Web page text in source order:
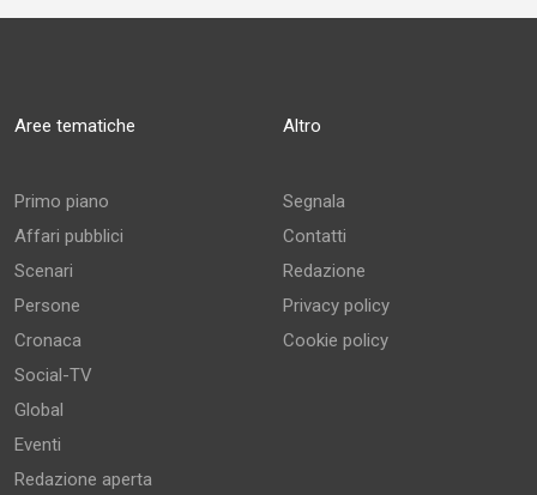
Aree tematiche
Primo piano
Affari pubblici
Scenari
Persone
Cronaca
Social-TV
Global
Eventi
Redazione aperta
Altro
Segnala
Contatti
Redazione
Privacy policy
Cookie policy